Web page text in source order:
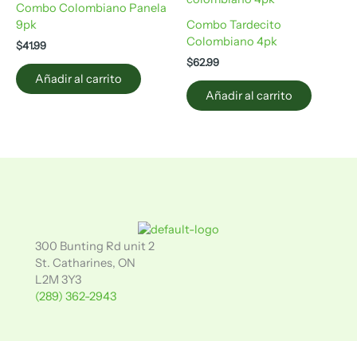
Combo Colombiano Panela
9pk
$41.99
Añadir al carrito
Combo Tardecito
Colombiano 4pk
$62.99
Añadir al carrito
300 Bunting Rd unit 2
St. Catharines, ON
L2M 3Y3
(289) 362-2943